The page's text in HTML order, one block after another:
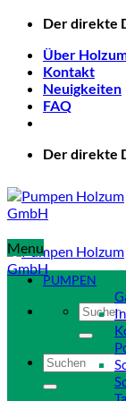
Zum
springen
Der direkte
Über
Kontakt
Neuigkeiten
FAQ
Der direkte
Suchen
nach:
Suchen
nach:
Menu
PUMPEN